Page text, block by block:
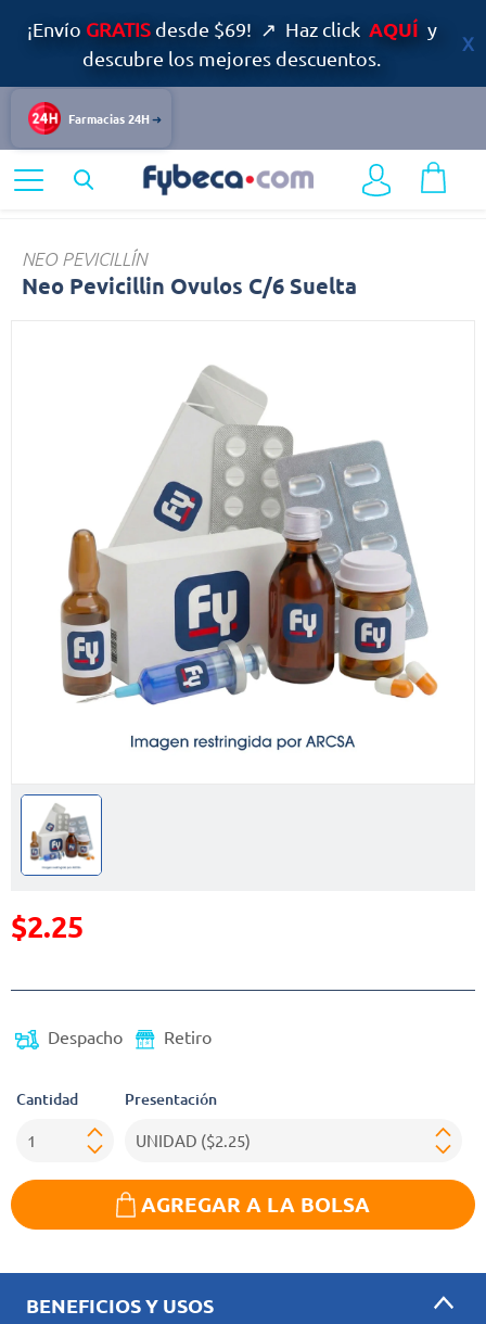
¡Envío GRATISdesde $69! ↗ Haz click AQUÍ y
descubre los mejores descuentos.
Farmacias 24H
Salud Femenina
NEO PEVICILLÍN
Neo Pevicillin Ovulos C/6 Suelta
$2.25
Despacho Retiro
Cantidad Presentación
AGREGAR A LA BOLSA
BENEFICIOS Y USOS